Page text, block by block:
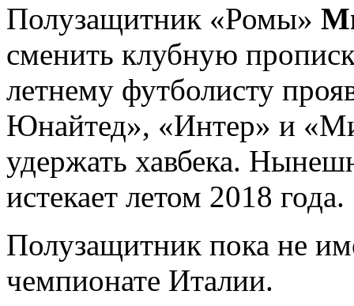
Полузащитник «Ромы»
сменить клубную
летнему футболисту
Юнайтед», «Интер» и
удержать хавбека.
истекает летом 2018 года.
Полузащитник пока не
чемпионате Италии.